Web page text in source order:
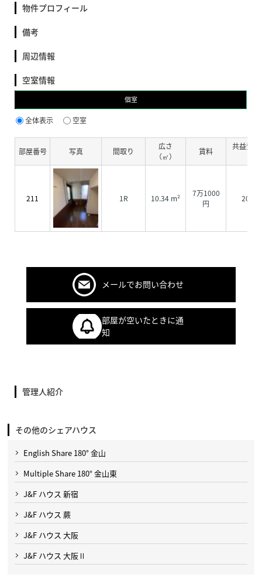
物件プロフィール
備考
周辺情報
空室情報
個室
全体表示 空室
部屋番号 写真 間取り
広さ
（㎡）
賃料
共益費
211 1R 10.34 m²
7万1000
円
2000
メールでお問い合わせ
部屋が空いたときに通
知
管理人紹介
その他のシェアハウス
English Share 180° 金山
Multiple Share 180° 金山東
J&F ハウス 新宿
J&F ハウス 蕨
J&F ハウス 大阪
J&F ハウス 大阪Ⅱ